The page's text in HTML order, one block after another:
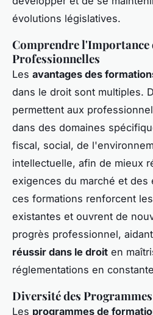
évolutions législatives.
Comprendre l'Importance
Professionnelles
Les avantages des
dans le droit sont multiples.
permettent aux
dans des domaines
fiscal, social, de
intellectuelle, afin de mieux
exigences du marché et des
ces formations renforcent
existantes et ouvrent de
progrès professionnel,
réussir dans le droit en
réglementations en
Diversité des
Les programmes de